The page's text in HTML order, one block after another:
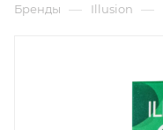
Бренды — Illusion —